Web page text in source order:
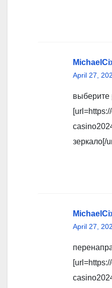
April 27,
выберите
зеркало[/
April 27,